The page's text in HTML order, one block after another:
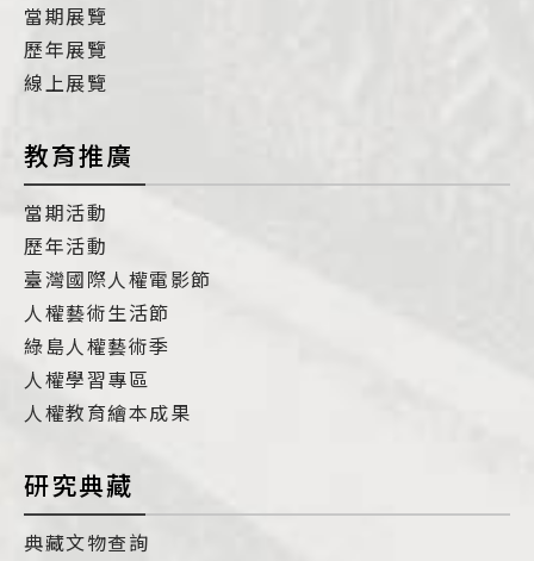
當期展覽
歷年展覽
線上展覽
教育推廣
當期活動
歷年活動
臺灣國際人權電影節
人權藝術生活節
綠島人權藝術季
人權學習專區
人權教育繪本成果
研究典藏
典藏文物查詢